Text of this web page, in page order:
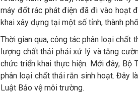
máy đốt rác phát điện đã đi vào hoạt
khai xây dựng tại một số tỉnh, thành
Thời gian qua, công tác phân loại chất
lượng chất thải phải xử lý và tăng
chức triển khai thực hiện. Mới đây, Bộ
phân loại chất thải rắn sinh hoạt. Đây
Luật Bảo vệ môi trường.